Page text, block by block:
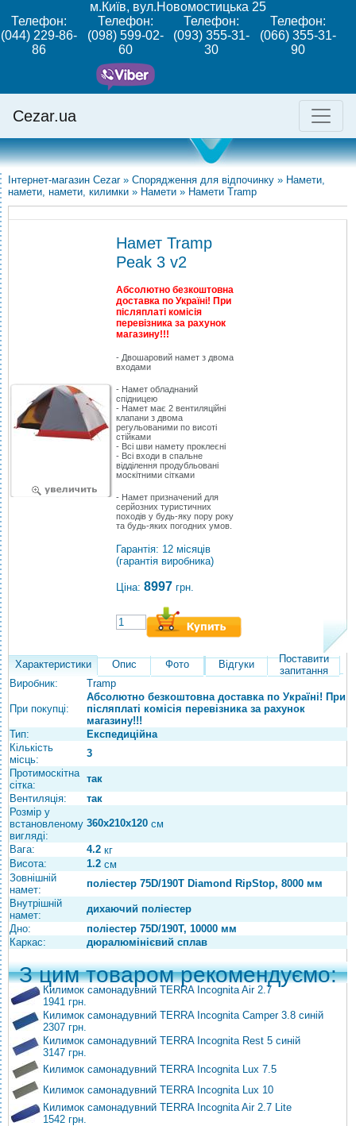
м.Київ, вул.Новомостицька 25
Телефон:
(044) 229-86-
86
Телефон:
(098) 599-02-
60
Телефон:
(093) 355-31-
30
Телефон:
(066) 355-31-
90
Cezar.ua
Інтернет-магазин Cezar » Спорядження для відпочинку » Намети,
намети, намети, килимки » Намети » Намети Tramp
Намет Tramp
Peak 3 v2
Абсолютно безкоштовна
доставка по Україні! При
післяплаті комісія
перевізника за рахунок
магазину!!!
- Двошаровий намет з двома
входами
- Намет обладнаний
спідницею
- Намет має 2 вентиляційні
клапани з двома
регульованими по висоті
стійками
- Всі шви намету проклеєні
- Всі входи в спальне
відділення продубльовані
москітними сітками
- Намет призначений для
серйозних туристичних
походів у будь-яку пору року
та будь-яких погодних умов.
Гарантія: 12 місяців
(гарантія виробника)
Ціна: 8997 грн.
Характеристики Опис Фото Відгуки
Поставити
запитання
Виробник:
Tramp
При покупці:
Абсолютно безкоштовна доставка по Україні! При
післяплаті комісія перевізника за рахунок
магазину!!!
Тип:
Експедиційна
Кількість
місць:
3
Протимоскітна
сітка:
так
Вентиляція:
так
Розмір у
встановленому
вигляді:
360х210х120 см
Вага: 4.2 кг
Висота:
1.2 см
Зовнішній
намет:
поліестер 75D/190T Diamond RipStop, 8000 мм
Внутрішній
намет:
дихаючий поліестер
Дно:
поліестер 75D/190T, 10000 мм
Каркас:
дюралюмінієвий сплав
З цим товаром рекомендуємо:
Килимок самонадувний TERRA Incognita Air 2.7
1941 грн.
Килимок самонадувний TERRA Incognita Camper 3.8 синій
2307 грн.
Килимок самонадувний TERRA Incognita Rest 5 синій
3147 грн.
Килимок самонадувний TERRA Incognita Lux 7.5
Килимок самонадувний TERRA Incognita Lux 10
Килимок самонадувний TERRA Incognita Air 2.7 Lite
1542 грн.